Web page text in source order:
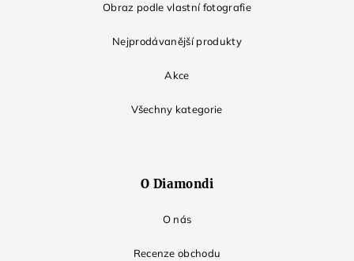
Obraz podle vlastní fotografie
Nejprodávanější produkty
Akce
Všechny kategorie
O Diamondi
O nás
Recenze obchodu